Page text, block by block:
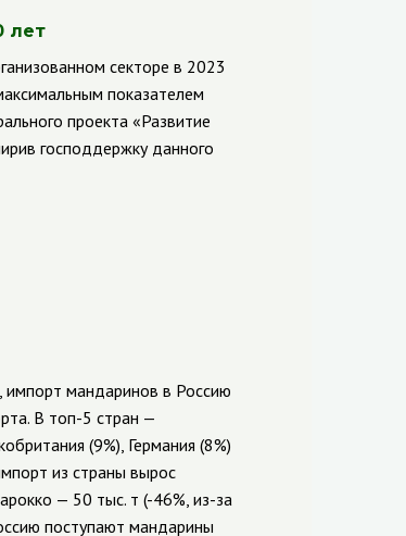
лет
секторе в 2023
показателем
проекта «Развитие
господдержку данного
импорт мандаринов в Россию
В топ-5 стран —
(9%), Германия (8%)
из страны вырос
— 50 тыс. т (-46%, из-за
поступают мандарины